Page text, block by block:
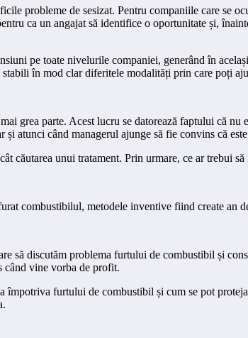
probleme de sesizat. Pentru companiile care se
ca un angajat să identifice o oportunitate și,
pe toate nivelurile companiei, generând în
în mod clar diferitele modalități prin care poți
grea parte. Acest lucru se datorează faptului că
atunci când managerul ajunge să fie convins că
căutarea unui tratament. Prin urmare, ce ar trebui
combustibilul, metodele inventive fiind create an
să discutăm problema furtului de combustibil și
când vine vorba de profit.
furtului de combustibil și cum se pot